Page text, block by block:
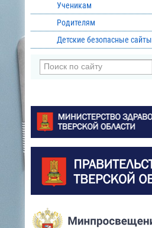
Ученикам
Родителям
Детские безопасные сайты